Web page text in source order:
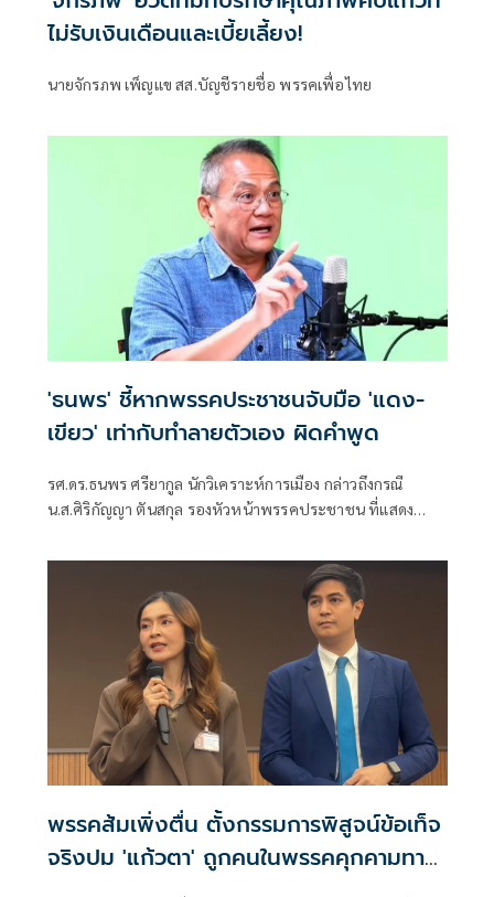
ไม่รับเงินเดือนและเบี้ยเลี้ยง!
นายจักรภพ เพ็ญแข สส.บัญชีรายชื่อ พรรคเพื่อไทย
'ธนพร' ชี้หากพรรคประชาชนจับมือ 'แดง-
เขียว' เท่ากับทำลายตัวเอง ผิดคำพูด
รศ.ดร.ธนพร ศรียากูล นักวิเคราะห์การเมือง กล่าวถึงกรณี
น.ส.ศิริกัญญา ตันสกุล รองหัวหน้าพรรคประชาชน ที่แสดง
พรรคภูมิใจไทย ก็จำเป็นต้องพูดคุยกับพรรคประชาชนด้วยว่า
พรรคส้มเพิ่งตื่น ตั้งกรรมการพิสูจน์ข้อเท็จ
จริงปม 'แก้วตา' ถูกคนในพรรคคุกคามทาง